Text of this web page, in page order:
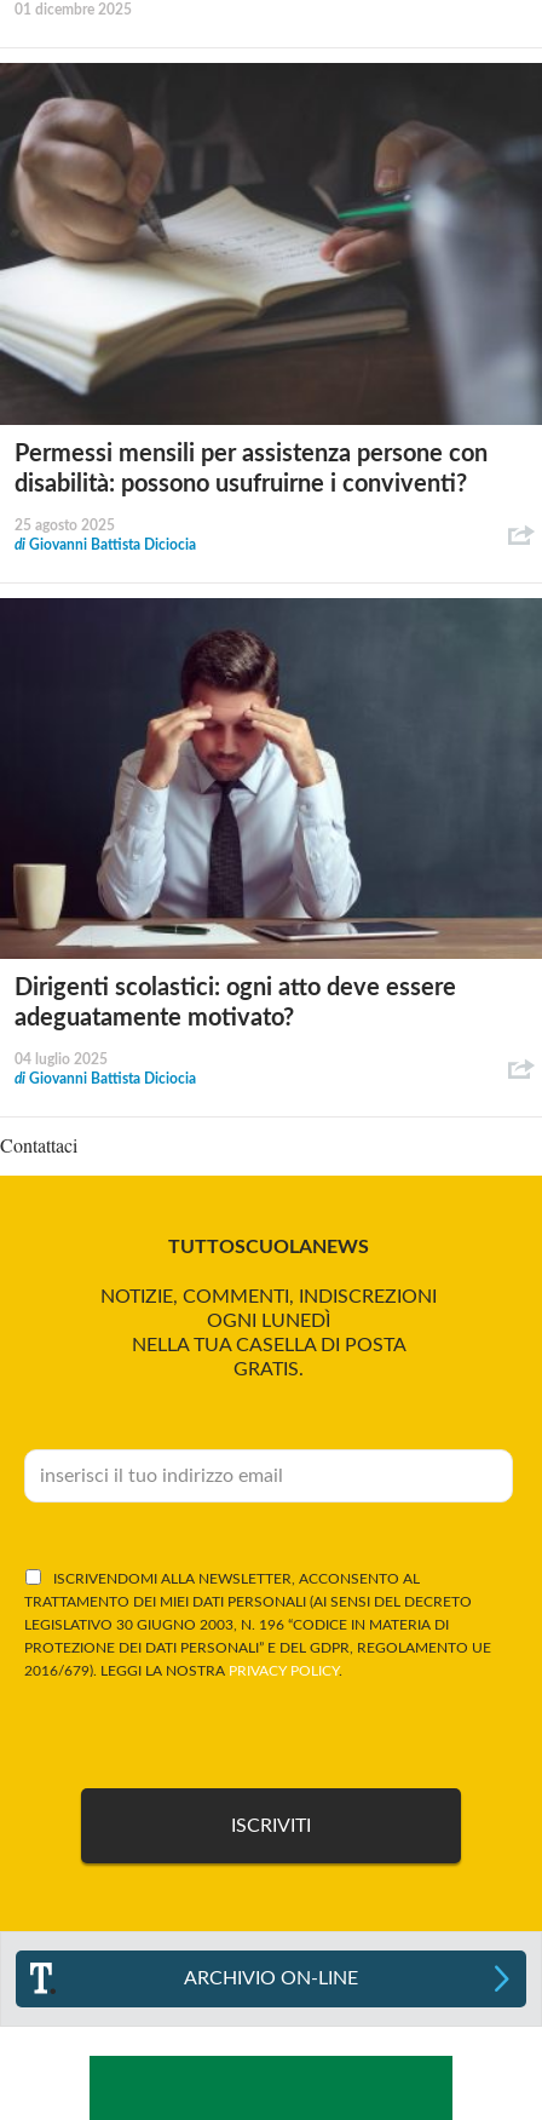
01 dicembre 2025
Permessi mensili per assistenza persone con
disabilità: possono usufruirne i conviventi?
25 agosto 2025
di Giovanni Battista Diciocia
Dirigenti scolastici: ogni atto deve essere
adeguatamente motivato?
04 luglio 2025
di Giovanni Battista Diciocia
Contattaci
TUTTOSCUOLANEWS
NOTIZIE, COMMENTI, INDISCREZIONI
OGNI LUNEDÌ
NELLA TUA CASELLA DI POSTA
GRATIS.
ISCRIVENDOMI ALLA NEWSLETTER, ACCONSENTO AL
TRATTAMENTO DEI MIEI DATI PERSONALI (AI SENSI DEL DECRETO
LEGISLATIVO 30 GIUGNO 2003, N. 196 “CODICE IN MATERIA DI
PROTEZIONE DEI DATI PERSONALI” E DEL GDPR, REGOLAMENTO UE
2016/679). LEGGI LA NOSTRA PRIVACY POLICY.
ARCHIVIO ON-LINE